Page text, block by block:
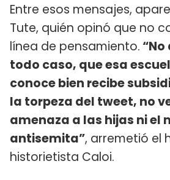
Entre esos mensajes,
Tute, quién opinó que no
línea de pensamiento. “No
todo caso, que esa
conoce bien recibe
la torpeza del tweet, no
amenaza a las hijas ni el
antisemita”, arremetió el
historietista Caloi.